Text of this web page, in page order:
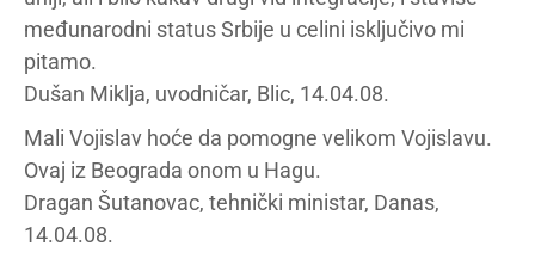
međunarodni status Srbije u celini isključivo mi
pitamo.
Dušan Miklja, uvodničar, Blic, 14.04.08.
Mali Vojislav hoće da pomogne velikom Vojislavu.
Ovaj iz Beograda onom u Hagu.
Dragan Šutanovac, tehnički ministar, Danas,
14.04.08.